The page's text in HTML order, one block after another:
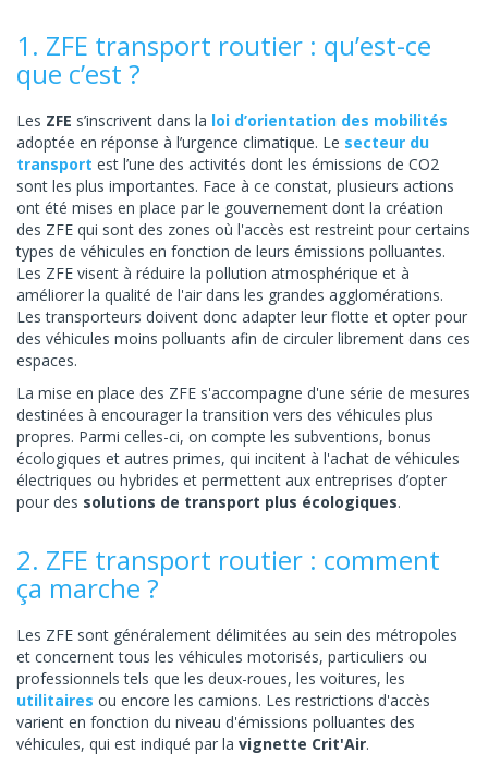
1. ZFE transport routier : qu’est-ce
que c’est ?
Les ZFE s’inscrivent dans la loi d’orientation des mobilités
adoptée en réponse à l’urgence climatique. Le secteur du
transport est l’une des activités dont les émissions de CO2
sont les plus importantes. Face à ce constat, plusieurs actions
ont été mises en place par le gouvernement dont la création
des ZFE qui sont des zones où l'accès est restreint pour certains
types de véhicules en fonction de leurs émissions polluantes.
Les ZFE visent à réduire la pollution atmosphérique et à
améliorer la qualité de l'air dans les grandes agglomérations.
Les transporteurs doivent donc adapter leur flotte et opter pour
des véhicules moins polluants afin de circuler librement dans ces
espaces.
La mise en place des ZFE s'accompagne d'une série de mesures
destinées à encourager la transition vers des véhicules plus
propres. Parmi celles-ci, on compte les subventions, bonus
écologiques et autres primes, qui incitent à l'achat de véhicules
électriques ou hybrides et permettent aux entreprises d’opter
pour des solutions de transport plus écologiques.
2. ZFE transport routier : comment
ça marche ?
Les ZFE sont généralement délimitées au sein des métropoles
et concernent tous les véhicules motorisés, particuliers ou
professionnels tels que les deux-roues, les voitures, les
utilitaires ou encore les camions. Les restrictions d'accès
varient en fonction du niveau d'émissions polluantes des
véhicules, qui est indiqué par la vignette Crit'Air.